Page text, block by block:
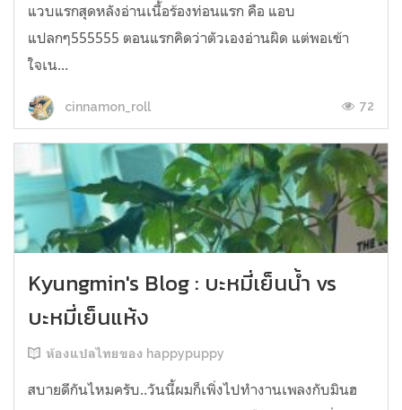
แวบแรกสุดหลังอ่านเนื้อร้องท่อนแรก คือ แอบ
แปลกๆ555555 ตอนแรกคิดว่าตัวเองอ่านผิด แต่พอเข้า
ใจเน...
cinnamon_roll 72
Kyungmin's Blog : บะหมี่เย็นน้ำ vs
บะหมี่เย็นแห้ง
ห้องแปลไทยของ happypuppy
สบายดีกันไหมครับ..วันนี้ผมก็เพิ่งไปทำงานเพลงกับมินฮ